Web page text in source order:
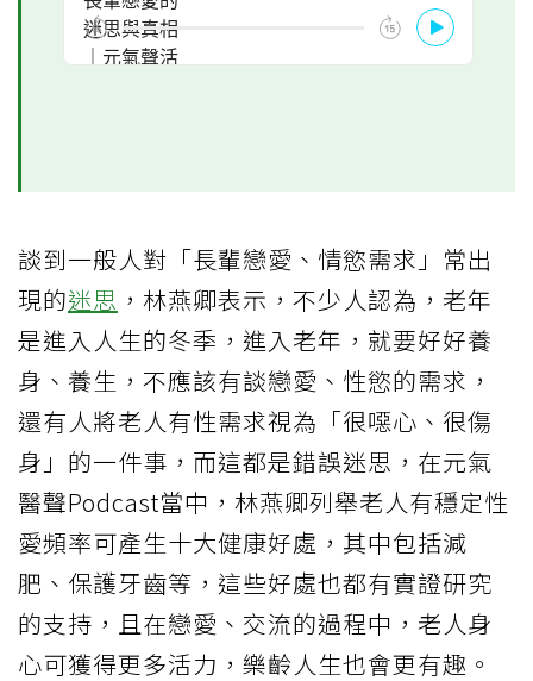
談到一般人對「長輩戀愛、情慾需求」常出
現的迷思 ，林燕卿表示，不少人認為，老年
是進入人生的冬季，進入老年，就要好好養
身、養生，不應該有談戀愛、性慾的需求，
還有人將老人有性需求視為「很噁心、很傷
身」的一件事，而這都是錯誤迷思，在元氣
醫聲Podcast當中，林燕卿列舉老人有穩定性
愛頻率可產生十大健康好處，其中包括減
肥、保護牙齒等，這些好處也都有實證研究
的支持，且在戀愛、交流的過程中，老人身
心可獲得更多活力，樂齡人生也會更有趣。